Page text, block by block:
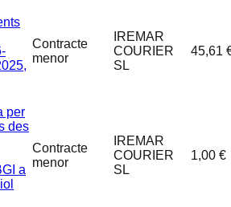
Contracte
menor
IREMAR
COURIER
SL
45,61
per
des
a
Contracte
menor
IREMAR
COURIER
SL
1,00 €